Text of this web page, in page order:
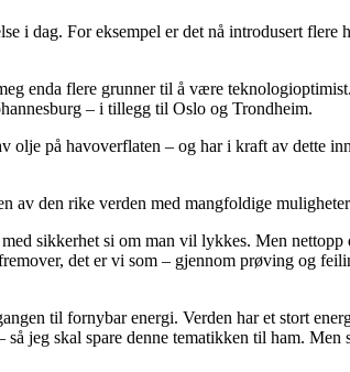
dag. For eksempel er det nå introdusert flere
enda flere grunner til å være
– i tillegg til Oslo og Trondheim.
på havoverflaten – og har i kraft av dette
av den rike verden med mangfoldige
sikkerhet si om man vil lykkes. Men nettopp
det er vi som – gjennom prøving og
til fornybar energi. Verden har et stort
jeg skal spare denne tematikken til ham. Men